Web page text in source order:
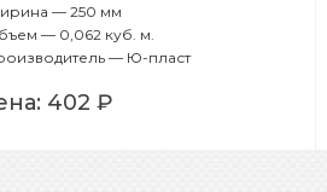
— 250 мм
— 0,062 куб. м.
— Ю-пласт
402 ₽